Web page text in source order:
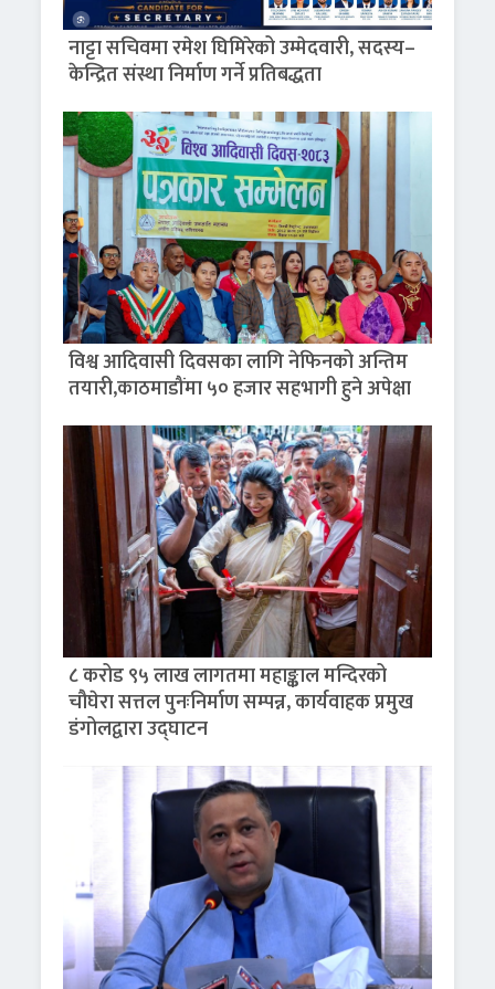
नाट्टा सचिवमा रमेश घिमिरेको उम्मेदवारी, सदस्य–
केन्द्रित संस्था निर्माण गर्ने प्रतिबद्धता
विश्व आदिवासी दिवसका लागि नेफिनको अन्तिम
तयारी,काठमाडौंमा ५० हजार सहभागी हुने अपेक्षा
८ करोड ९५ लाख लागतमा महाङ्काल मन्दिरको
चौघेरा सत्तल पुनःनिर्माण सम्पन्न, कार्यवाहक प्रमुख
डंगोलद्वारा उद्घाटन